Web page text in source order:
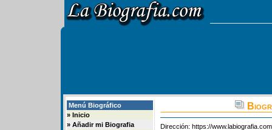
Menú Biográfico
» Inicio
» Añadir mi Biografia
Dirección: https://